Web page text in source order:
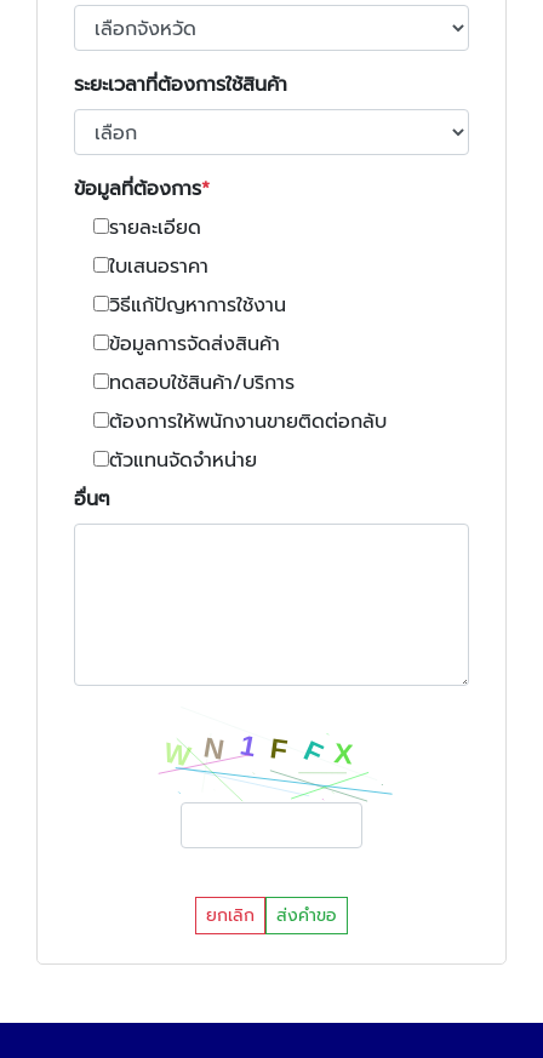
ระยะเวลาที่ต้องการใช้สินค้า
ข้อมูลที่ต้องการ
รายละเอียด
ใบเสนอราคา
วิธีแก้ปัญหาการใช้งาน
ข้อมูลการจัดส่งสินค้า
ทดสอบใช้สินค้า/บริการ
ต้องการให้พนักงานขายติดต่อกลับ
ตัวแทนจัดจำหน่าย
อื่นๆ
ยกเลิก ส่งคำขอ